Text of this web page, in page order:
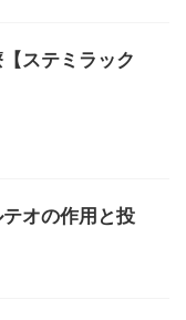
ステミラック
テオの作用と投